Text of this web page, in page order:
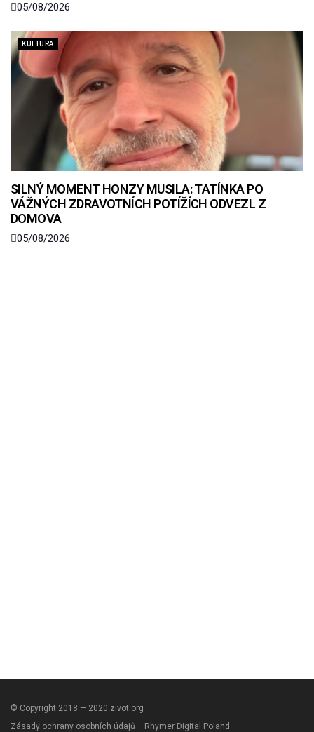
05/08/2026
KULTURA
SILNÝ MOMENT HONZY MUSILA: TATÍNKA PO
VÁŽNÝCH ZDRAVOTNÍCH POTÍŽÍCH ODVEZL Z
DOMOVA
05/08/2026
© Copyright 2018 — 2020 zivot.org
Zásady ochrany osobních údajů
Rhymer Digital Poland